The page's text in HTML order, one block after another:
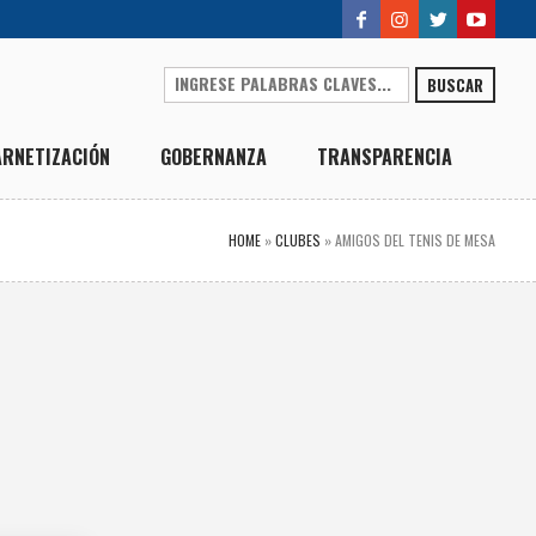
BUSCAR
GOBERNANZA TRANSPARENCIA
HOME »CLUBES »AMIGOS DEL TENIS DE MESA